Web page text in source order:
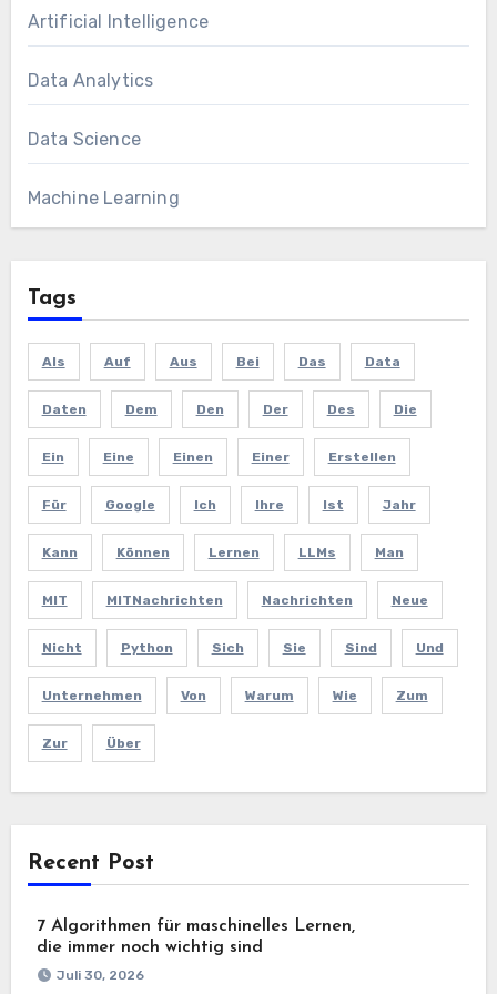
Artificial Intelligence
Data Analytics
Data Science
Machine Learning
Tags
Als Auf Aus Bei Das Data
Daten Dem Den Der Des Die
Ein Eine Einen Einer Erstellen
Für Google Ich Ihre Ist Jahr
Kann Können Lernen LLMs Man
MIT MITNachrichten Nachrichten Neue
Nicht Python Sich Sie Sind Und
Unternehmen Von Warum Wie Zum
Zur Über
Recent Post
7 Algorithmen für maschinelles Lernen,
die immer noch wichtig sind
Juli 30, 2026